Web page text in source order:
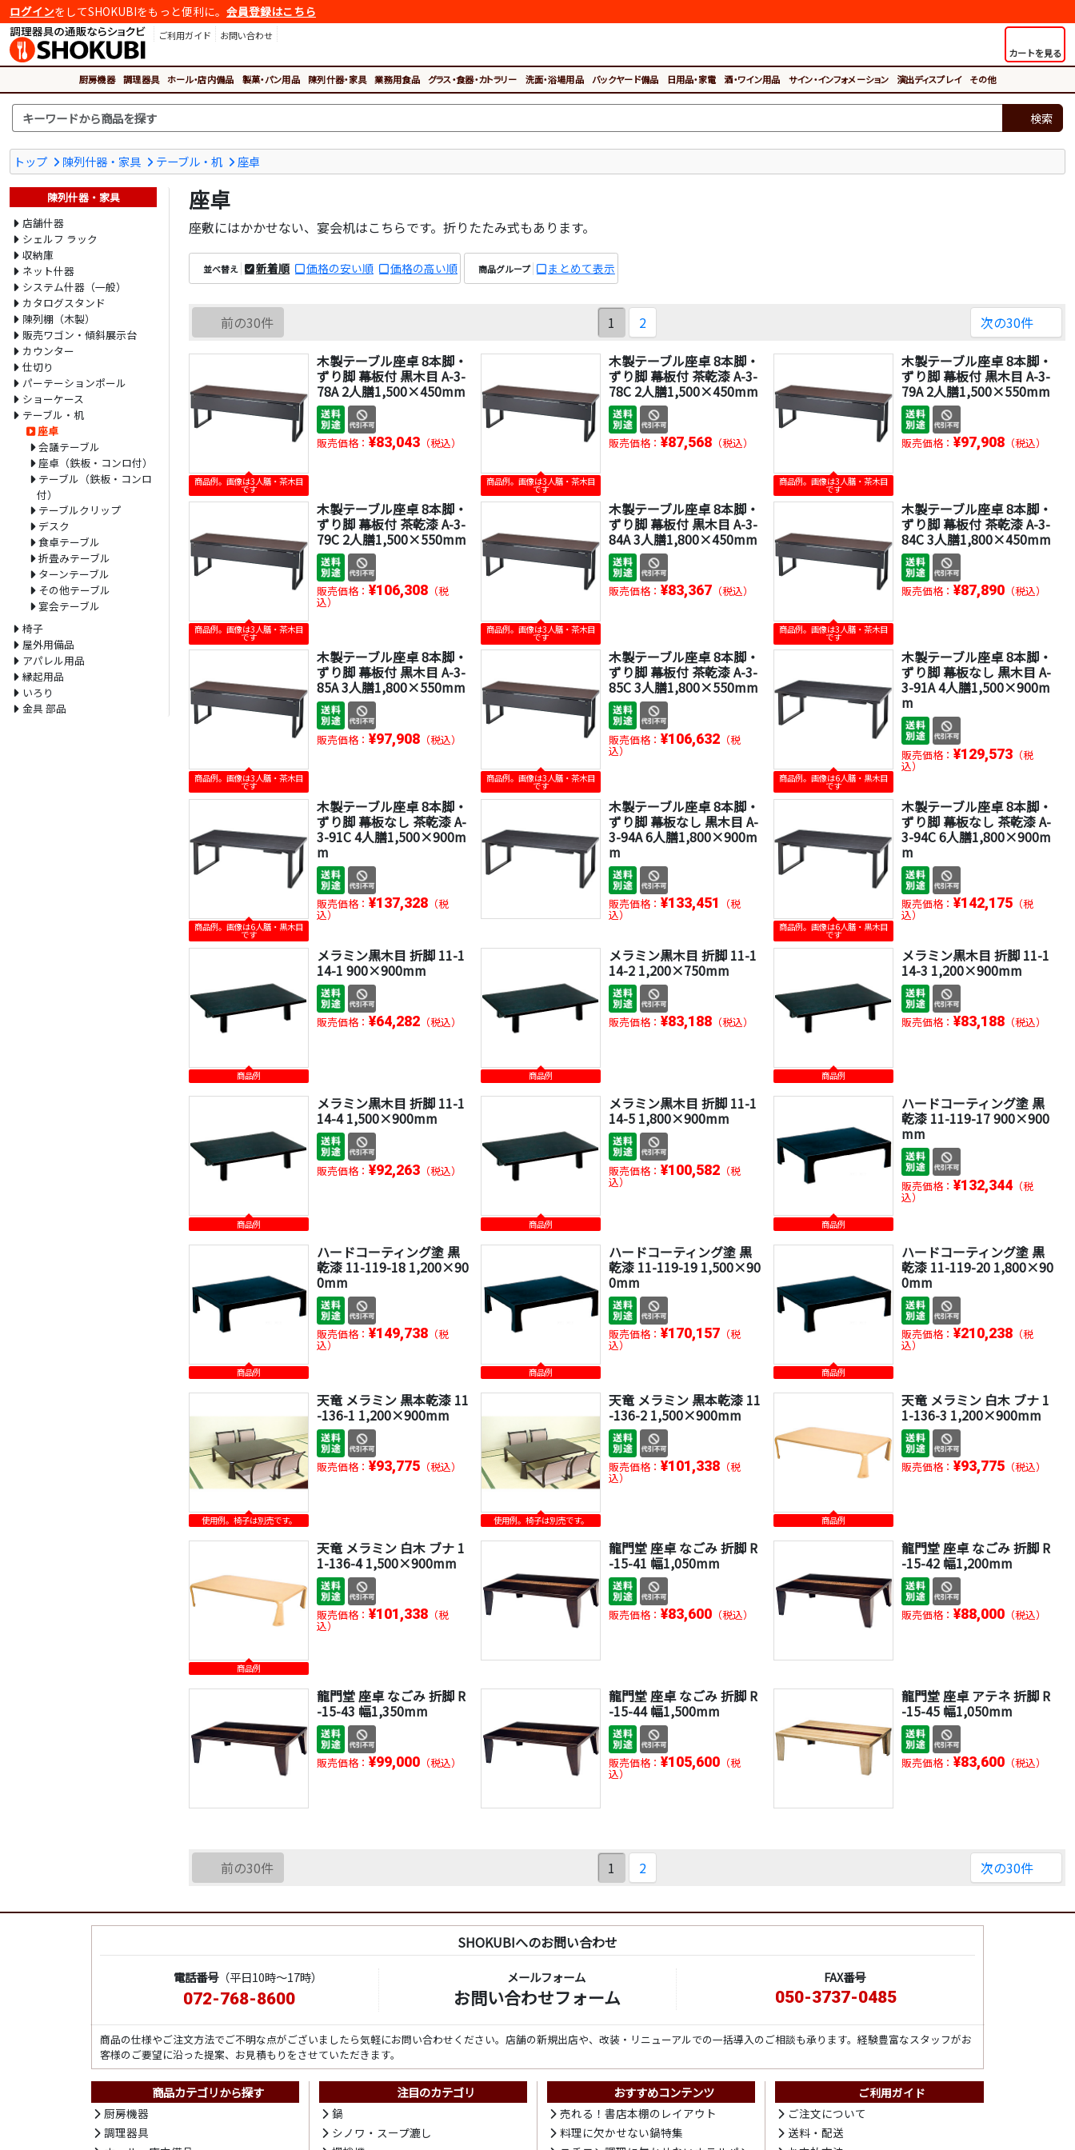
ログインをしてSHOKUBIをもっと便利に。 会員登録はこちら
ご利用ガイド
お問い合わせ
カートを見る
厨房機器 調理器具 ホール・店内備品 製菓・パン用品 陳列什器・家具 業務用食品 グラス・食器・カトラリー 洗面・浴場用品 バックヤード備品 日用品・家電 酒・ワイン用品 サイン・インフォメーション 演出ディスプレイ その他
検索
トップ 陳列什器・家具 テーブル・机 座卓
座卓
座敷にはかかせない、宴会机はこちらです。折りたたみ式もあります。
並べ替え 新着順 価格の安い順 価格の高い順 商品グループ まとめて表示
前の30件 1 2 次の30件
商品例。画像は3人膳・茶木目
です
木製テーブル座卓 8本脚・
ずり脚 幕板付 黒木目 A-3-
78A 2人膳1,500×450mm
販売価格： ¥83,043 （税込）
商品例。画像は3人膳・茶木目
です
木製テーブル座卓 8本脚・
ずり脚 幕板付 茶乾漆 A-3-
78C 2人膳1,500×450mm
販売価格：¥87,568 （税込）
商品例。画像は3人膳・茶木目
です
木製テーブル座卓 8本脚・
ずり脚 幕板付 黒木目 A-3-
79A 2人膳1,500×550mm
販売価格： ¥97,908（税込）
商品例。画像は3人膳・茶木目
です
木製テーブル座卓 8本脚・
ずり脚 幕板付 茶乾漆 A-3-
79C 2人膳1,500×550mm
販売価格： ¥106,308 （税
込）
商品例。画像は3人膳・茶木目
です
木製テーブル座卓 8本脚・
ずり脚 幕板付 黒木目 A-3-
84A 3人膳1,800×450mm
販売価格：¥83,367 （税込）
商品例。画像は3人膳・茶木目
です
木製テーブル座卓 8本脚・
ずり脚 幕板付 茶乾漆 A-3-
84C 3人膳1,800×450mm
販売価格： ¥87,890（税込）
商品例。画像は3人膳・茶木目
です
木製テーブル座卓 8本脚・
ずり脚 幕板付 黒木目 A-3-
85A 3人膳1,800×550mm
販売価格： ¥97,908 （税込）
商品例。画像は3人膳・茶木目
です
木製テーブル座卓 8本脚・
ずり脚 幕板付 茶乾漆 A-3-
85C 3人膳1,800×550mm
販売価格：¥106,632 （税
込）
商品例。画像は6人膳・黒木目
です
木製テーブル座卓 8本脚・
ずり脚 幕板なし 黒木目 A-
3-91A 4人膳1,500×900m
m
販売価格： ¥129,573（税
込）
商品例。画像は6人膳・黒木目
です
木製テーブル座卓 8本脚・
ずり脚 幕板なし 茶乾漆 A-
3-91C 4人膳1,500×900m
m
販売価格： ¥137,328 （税
込）
木製テーブル座卓 8本脚・
ずり脚 幕板なし 黒木目 A-
3-94A 6人膳1,800×900m
m
販売価格：¥133,451 （税
込）
商品例。画像は6人膳・黒木目
です
木製テーブル座卓 8本脚・
ずり脚 幕板なし 茶乾漆 A-
3-94C 6人膳1,800×900m
m
販売価格： ¥142,175（税
込）
商品例
メラミン黒木目 折脚 11-1
14-1 900×900mm
販売価格： ¥64,282 （税込）
商品例
メラミン黒木目 折脚 11-1
14-2 1,200×750mm
販売価格：¥83,188 （税込）
商品例
メラミン黒木目 折脚 11-1
14-3 1,200×900mm
販売価格： ¥83,188（税込）
商品例
メラミン黒木目 折脚 11-1
14-4 1,500×900mm
販売価格： ¥92,263 （税込）
商品例
メラミン黒木目 折脚 11-1
14-5 1,800×900mm
販売価格：¥100,582 （税
込）
商品例
ハードコーティング塗 黒
乾漆 11-119-17 900×900
mm
販売価格： ¥132,344（税
込）
商品例
ハードコーティング塗 黒
乾漆 11-119-18 1,200×90
0mm
販売価格： ¥149,738 （税
込）
商品例
ハードコーティング塗 黒
乾漆 11-119-19 1,500×90
0mm
販売価格：¥170,157 （税
込）
商品例
ハードコーティング塗 黒
乾漆 11-119-20 1,800×90
0mm
販売価格： ¥210,238（税
込）
使用例。椅子は別売です。
天竜 メラミン 黒本乾漆 11
-136-1 1,200×900mm
販売価格： ¥93,775 （税込）
使用例。椅子は別売です。
天竜 メラミン 黒本乾漆 11
-136-2 1,500×900mm
販売価格：¥101,338 （税
込）
商品例
天竜 メラミン 白木 ブナ 1
1-136-3 1,200×900mm
販売価格： ¥93,775（税込）
商品例
天竜 メラミン 白木 ブナ 1
1-136-4 1,500×900mm
販売価格： ¥101,338 （税
込）
龍門堂 座卓 なごみ 折脚 R
-15-41 幅1,050mm
販売価格：¥83,600 （税込）
龍門堂 座卓 なごみ 折脚 R
-15-42 幅1,200mm
販売価格： ¥88,000（税込）
龍門堂 座卓 なごみ 折脚 R
-15-43 幅1,350mm
販売価格： ¥99,000 （税込）
龍門堂 座卓 なごみ 折脚 R
-15-44 幅1,500mm
販売価格：¥105,600 （税
込）
龍門堂 座卓 アテネ 折脚 R
-15-45 幅1,050mm
販売価格： ¥83,600（税込）
前の30件 1 2 次の30件
陳列什器・家具
店舗什器
シェルフ ラック
収納庫
ネット什器
システム什器（一般）
カタログスタンド
陳列棚（木製）
販売ワゴン・傾斜展示台
カウンター
仕切り
パーテーションポール
ショーケース
テーブル・机
座卓
会議テーブル
座卓（鉄板・コンロ付）
テーブル（鉄板・コンロ
付）
テーブルクリップ
デスク
食卓テーブル
折畳みテーブル
ターンテーブル
その他テーブル
宴会テーブル
椅子
屋外用備品
アパレル用品
縁起用品
いろり
金具 部品
SHOKUBIへのお問い合わせ
電話番号（平日10時～17時）
072-768-8600
メールフォーム
お問い合わせフォーム
FAX番号
050-3737-0485
商品の仕様やご注文方法でご不明な点がございましたら気軽にお問い合わせください。店舗の新規出店や、改装・リニューアルでの一括導入のご相談も承ります。経験豊富なスタッフがお
客様のご要望に沿った提案、お見積もりをさせていただきます。
商品カテゴリから探す
厨房機器
調理器具
注目のカテゴリ
鍋
シノワ・スープ漉し
おすすめコンテンツ
売れる！書店本棚のレイアウト
料理に欠かせない鍋特集
ご利用ガイド
ご注文について
送料・配送